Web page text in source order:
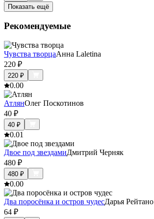
Показать ещё
Рекомендуемые
Чувства творцаАнна Laletina
220 ₽
220 ₽
0.00
АтлянОлег Поскотинов
40 ₽
40 ₽
0.01
Двое под звездамиДмитрий Черняк
480 ₽
480 ₽
0.00
Два поросёнка и остров чудесДарья Рейтано
64 ₽